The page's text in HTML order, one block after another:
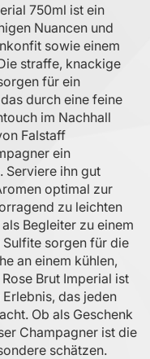
750ml ist ein
Nuancen und
sowie einem
straffe, knackige
für ein
durch eine feine
im Nachhall
Falstaff
ein
Serviere ihn gut
optimal zur
zu leichten
Begleiter zu einem
sorgen für die
an einem kühlen,
Brut Imperial ist
das jeden
Ob als Geschenk
Champagner ist die
schätzen.